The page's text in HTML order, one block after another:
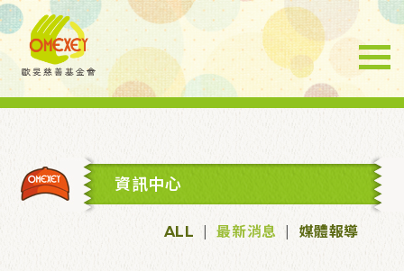
資訊中心
ALL 最新消息 媒體報導